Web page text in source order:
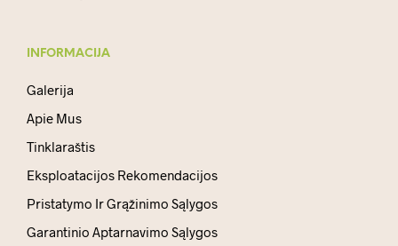
INFORMACIJA
Galerija
Apie Mus
Tinklaraštis
Eksploatacijos Rekomendacijos
Pristatymo Ir Grąžinimo Sąlygos
Garantinio Aptarnavimo Sąlygos